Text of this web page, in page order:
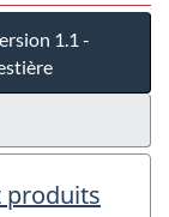
1.1 -
produits